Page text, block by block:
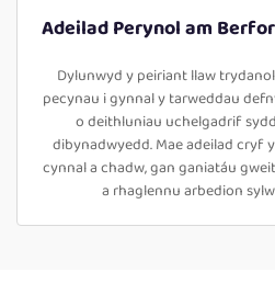
Adeilad Perynol am
Dylunwyd y peiriant llaw
pecynau i gynnal y tarweddau
o deithluniau uchelgadrif
dibynadwyedd. Mae adeilad cryf
cynnal a chadw, gan ganiatáu
a rhaglennu arbedion